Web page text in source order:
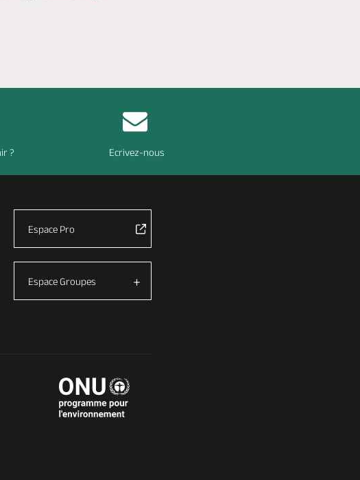
avec les réglementations. Personnalisez vos
? Ecrivez-nous
Espace Pro
Espace Groupes